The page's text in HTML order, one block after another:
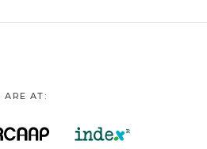
ARE AT: